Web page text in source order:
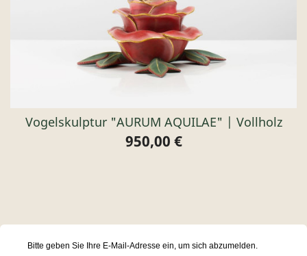
Vogelskulptur "AURUM AQUILAE" | Vollholz
Preis
950,00 €
Bitte geben Sie Ihre E-Mail-Adresse ein, um sich abzumelden.